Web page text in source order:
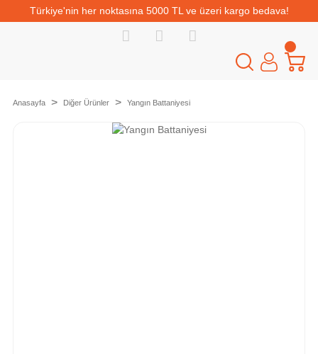
Türkiye'nin her noktasına 5000 TL ve üzeri kargo bedava!
Anasayfa Diğer Ürünler Yangın Battaniyesi